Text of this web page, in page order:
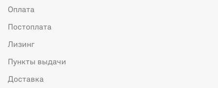
Оплата
Постоплата
Лизинг
Пункты выдачи
Доставка